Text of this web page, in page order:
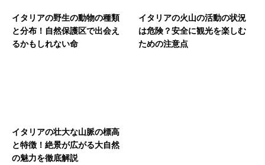
イタリアの野生の動物の種類
と分布！自然保護区で出会え
るかもしれない命
イタリアの火山の活動の状況
は危険？安全に観光を楽しむ
ための注意点
イタリアの壮大な山脈の標高
と特徴！絶景が広がる大自然
の魅力を徹底解説